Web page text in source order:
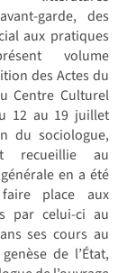
garde, des
aux pratiques
volume
des Actes du
Centre Culturel
12 au 19 juillet
du sociologue,
recueillie au
en a été
place aux
par celui-ci au
ses cours au
de l’État,